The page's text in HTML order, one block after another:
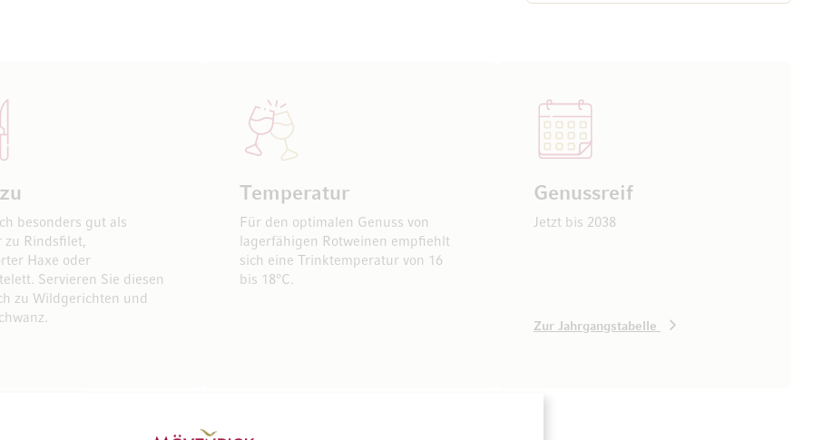
besonders gut als
zu Rindsfilet,
Haxe oder
Servieren Sie diesen
zu Wildgerichten und
Temperatur
Für den optimalen Genuss von
lagerfähigen Rotweinen empfiehlt
sich eine Trinktemperatur von 16
bis 18°C.
Genussreif
Jetzt bis 2038
Zur Jahrgangstabelle